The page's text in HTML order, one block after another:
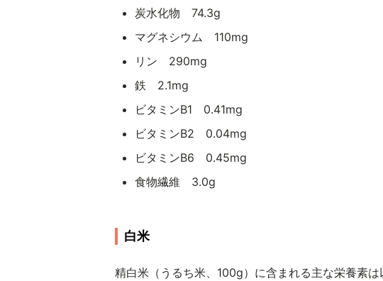
炭水化物 74.3g
マグネシウム 110mg
リン 290mg
鉄 2.1mg
ビタミンB1 0.41mg
ビタミンB2 0.04mg
ビタミンB6 0.45mg
食物繊維 3.0g
白米
精白米（うるち米、100g）に含まれる主な栄養素は